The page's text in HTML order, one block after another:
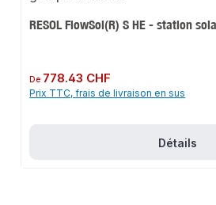
RESOL FlowSol(R) S HE - station
Prix régulier :
De 778.43 CHF
Prix TTC, frais de livraison en sus
Détails